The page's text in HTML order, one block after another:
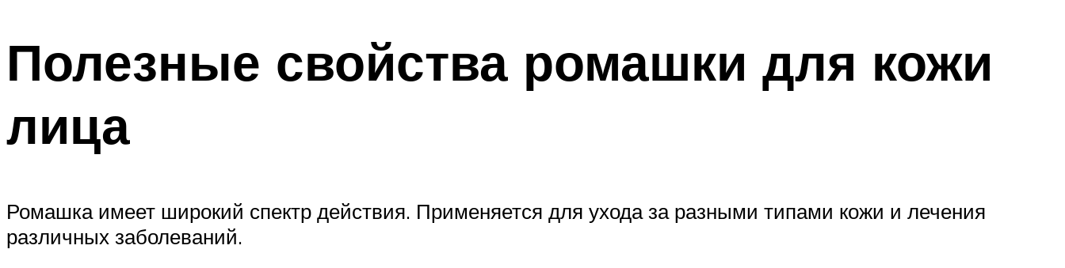
Полезные свойства ромашки для кожи
лица
Ромашка имеет широкий спектр действия. Применяется для ухода за разными типами кожи и лечения
различных заболеваний.